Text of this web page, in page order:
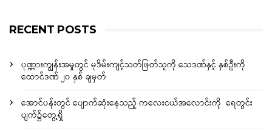
RECENT POSTS
ပုဏ္ဏားကျွန်းအမှုတွင် မုဒိမ်းကျင့်သတ်ဖြတ်သူကို သေဒဏ်နှင့် နှစ်ဦးကို
ထောင်ဒဏ် ၂၀ နှစ် ချမှတ်
အောင်ပန်းတွင် ပျောက်ဆုံးနေသည့် ကလေးငယ်အလောင်းကို ရေတွင်း
ပျက်၌တွေ့ရှိ